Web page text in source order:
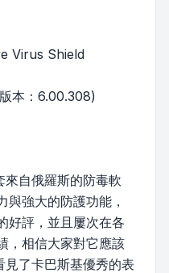
Virus Shield
本：6.00.308)
自俄羅斯的防毒軟
與強大的防護功能，
好評，並且屢次在各
，相信大家對它應該
了卡巴斯基優秀的表